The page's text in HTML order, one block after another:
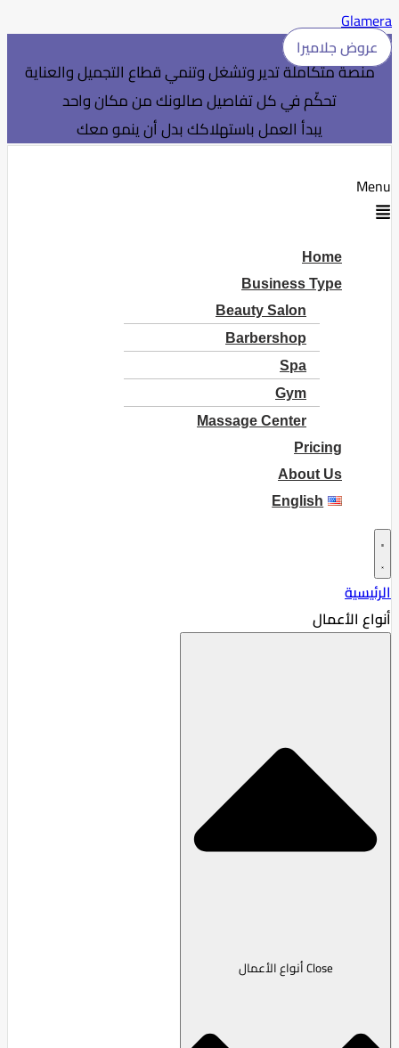
Glamera
عروض جلاميرا
منصة متكاملة تدير وتشغل وتنمي قطاع التجميل والعناية
تحكّم في كل تفاصيل صالونك من مكان واحد
يبدأ العمل باستهلاكك بدل أن ينمو معك
Menu
Home
Business Type
Beauty Salon
Barbershop
Spa
Gym
Massage Center
Pricing
About Us
English
الرئيسية
أنواع الأعمال
Close أنواع الأعمال